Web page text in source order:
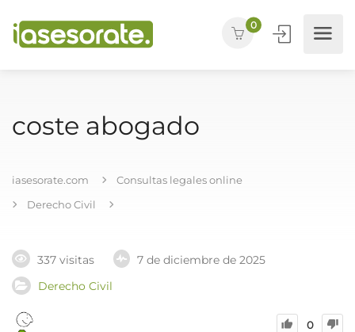
0
coste abogado
iasesorate.com
Consultas legales online
Derecho Civil
337 visitas
7 de diciembre de 2025
Derecho Civil
0